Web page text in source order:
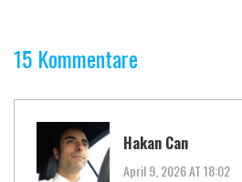
15 Kommentare
Hakan Can
April 9, 2026 AT 18:02